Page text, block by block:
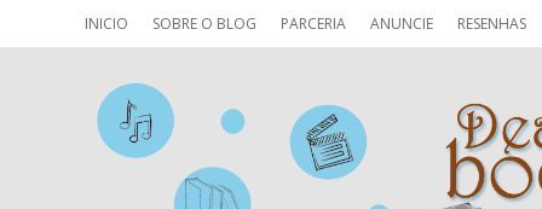
INICIO SOBRE O BLOG PARCERIA ANUNCIE RESENHAS